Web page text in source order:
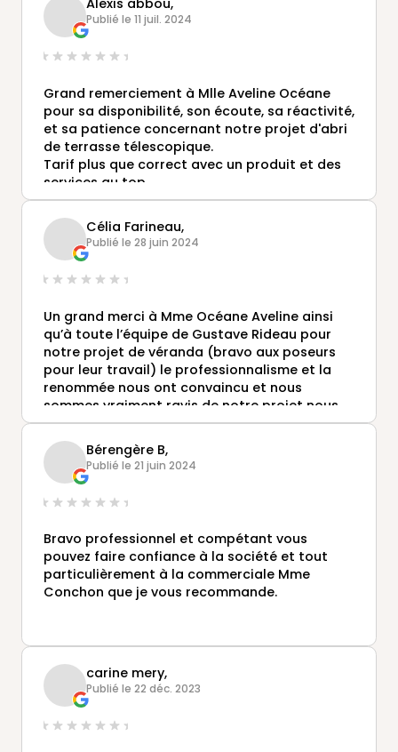
Alexis abbou,
Publié le 11 juil. 2024
Grand remerciement à Mlle Aveline Océane
pour sa disponibilité, son écoute, sa réactivité,
et sa patience concernant notre projet d'abri
de terrasse télescopique.
Tarif plus que correct avec un produit et des
services au top.
Je n'hésiterai pas à recommander cette
entreprise et surtout la sollicitude de Mlle
Aveline.
Confiez lui votre projet et laissez-vous guider.
Tres satisfait
Célia Farineau,
Publié le 28 juin 2024
Un grand merci à Mme Océane Aveline ainsi
qu’à toute l’équipe de Gustave Rideau pour
notre projet de véranda (bravo aux poseurs
pour leur travail) le professionnalisme et la
renommée nous ont convaincu et nous
sommes vraiment ravis de notre projet nous
avons eu la véranda de nos rêves merci
encore !
Bérengère B,
Publié le 21 juin 2024
Bravo professionnel et compétant vous
pouvez faire confiance à la société et tout
particulièrement à la commerciale Mme
Conchon que je vous recommande.
carine mery,
Publié le 22 déc. 2023